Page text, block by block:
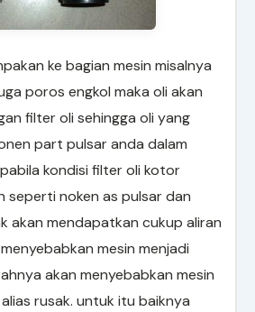
ke bagian mesin misalnya
poros engkol maka oli akan
filter oli sehingga oli yang
part pulsar anda dalam
kondisi filter oli kotor
seperti noken as pulsar dan
akan mendapatkan cukup aliran
mesin menjadi
akan menyebabkan mesin
rusak. untuk itu baiknya